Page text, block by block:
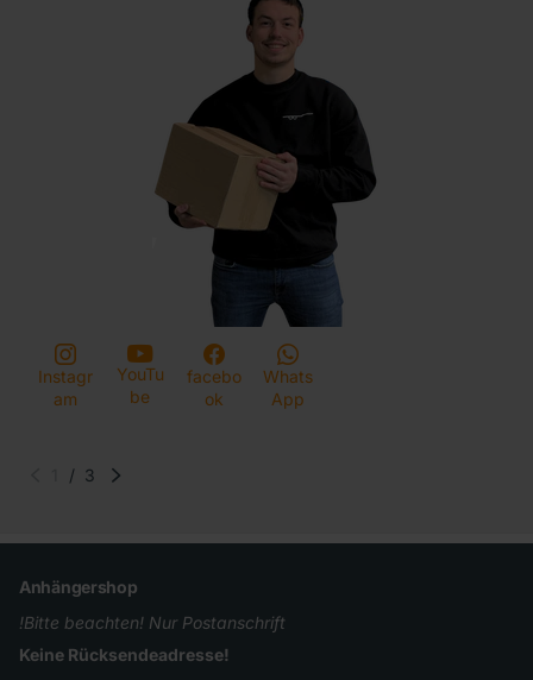
Instagr
am
YouTu
be
facebo
ok
Whats
App
/ 3
Anhängershop
!Bitte beachten! Nur Postanschrift
Keine Rücksendeadresse!